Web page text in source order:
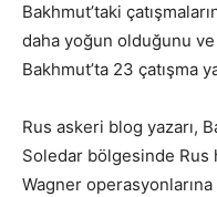
Bakhmut’taki
daha yoğun olduğunu
Bakhmut’ta 23 çatışma
Rus askeri blog yazarı,
Soledar bölgesinde Rus
Wagner